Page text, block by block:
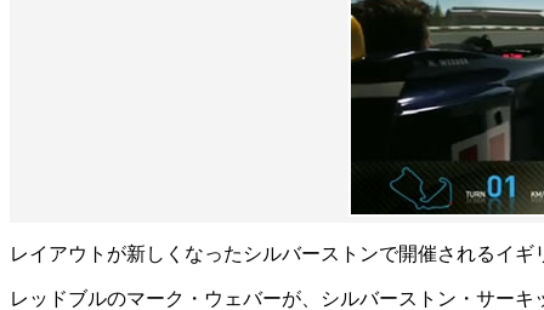
レイアウトが新しくなったシルバーストンで開催されるイギ
レッドブルのマーク・ウェバーが、シルバーストン・サー